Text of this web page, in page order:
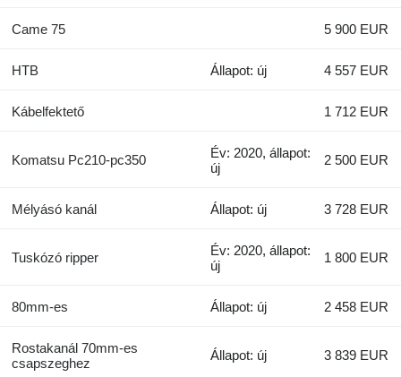
Came 75 5 900 EUR
HTB Állapot: új 4 557 EUR
Kábelfektető 1 712 EUR
Komatsu Pc210-pc350
Év: 2020, állapot:
új
2 500 EUR
Mélyásó kanál Állapot: új 3 728 EUR
Tuskózó ripper
Év: 2020, állapot:
új
1 800 EUR
80mm-es Állapot: új 2 458 EUR
Rostakanál 70mm-es
csapszeghez
Állapot: új 3 839 EUR